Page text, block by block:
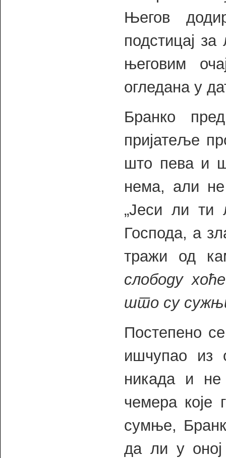
Његов
подстицај
његовим
огледана у
Бранко
пријатеље
што пева и
нема, али
„Јеси ли
Господа, а
тражи од
слободу
што су
Постепено
ишчупао из
никада и не
чемера које
сумње,
да ли у оној